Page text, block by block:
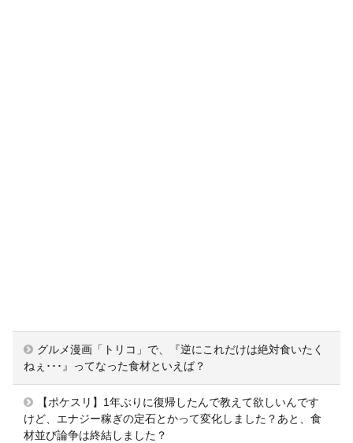
グルメ漫画「トリコ」で、『逆にこれだけは絶対食いたく
ねぇ･･･』ってなった食材といえば？
【ポケスリ】1年ぶりに復帰したんで教えて欲しいんです
けど、エナジー稼ぎの定石とかって変化しました？あと、食
材並び論争は終結しました？